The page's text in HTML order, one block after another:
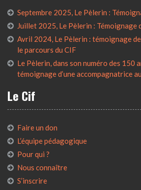
Septembre 2025, Le Pèlerin :
Juillet 2025, Le Pèlerin : Témoignage
Avril 2024, Le Pèlerin : témoignage
le parcours du CIF
Le Pèlerin, dans son numéro des 150
témoignage d’une accompagnatrice
Le Cif
Faire un don
L’équipe pédagogique
Pour qui ?
Nous connaître
S’inscrire